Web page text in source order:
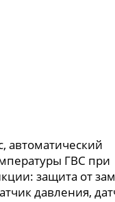
автоматический
ГВС при
защита от
давления,